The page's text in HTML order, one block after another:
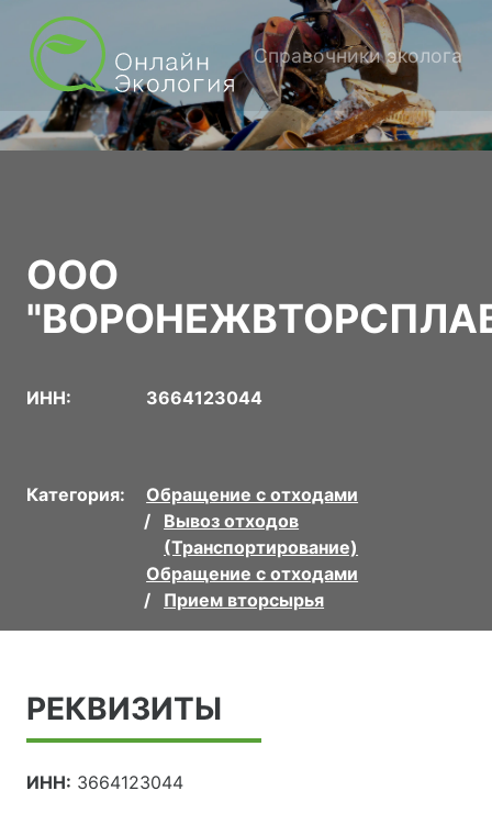
Справочники эколога
ООО
ИНН: 3664123044
Категория:
Обращение с отходами
Вывоз отходов
(Транспортирование)
Обращение с отходами
Прием вторсырья
РЕКВИЗИТЫ
ИНН: 3664123044